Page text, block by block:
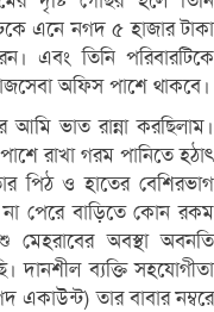
এনে নগদ ৫ হাজার টাকা
এবং তিনি পরিবারটিকে
অফিস পাশে থাকবে।
আমি ভাত রান্না করছিলাম।
রাখা গরম পানিতে হঠাৎ
পিঠ ও হাতের বেশিরভাগ
না পেরে বাড়িতে কোন রকম
মেহরাবের অবস্থা অবনতি
দানশীল ব্যক্তি সহযোগীতা
তার বাবার নম্বরে